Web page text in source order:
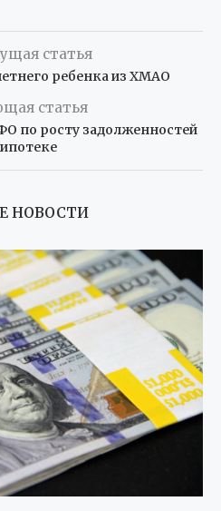
статья
ребенка из ХМАО
статья
по росту задолженностей
НОВОСТИ